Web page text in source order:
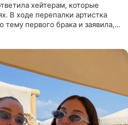
хейтерам, которые
В ходе перепалки артистка
тему первого брака и заявила,